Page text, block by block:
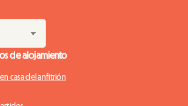
de alojamiento
casa del anfitrión